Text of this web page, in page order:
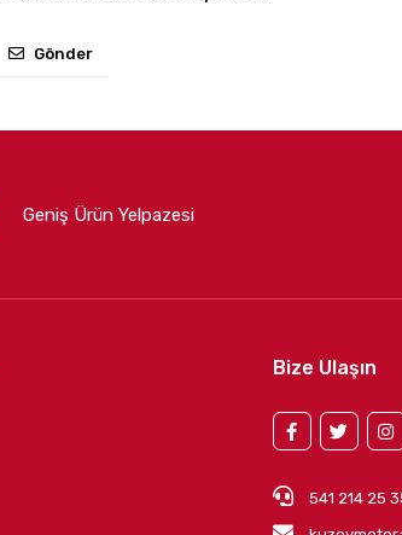
Gönder
Geniş Ürün Yelpazesi
Bize Ulaşın
541 214 25